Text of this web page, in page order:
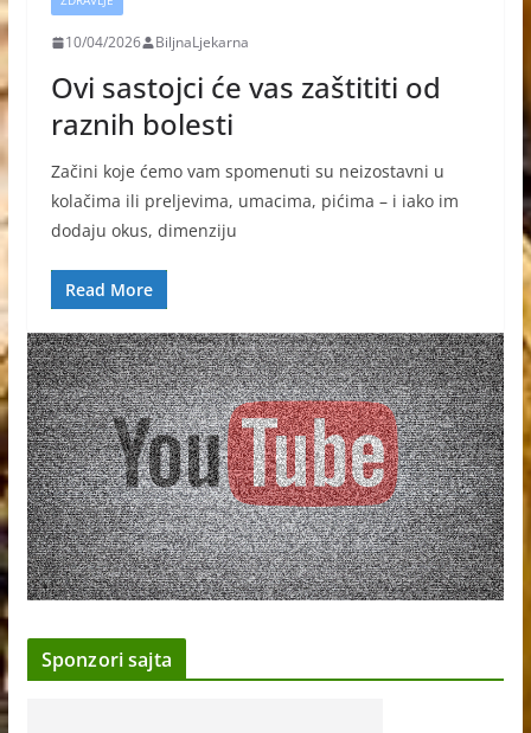
10/04/2026 BiljnaLjekarna
Ovi sastojci će vas zaštititi od
raznih bolesti
Začini koje ćemo vam spomenuti su neizostavni u
kolačima ili preljevima, umacima, pićima – i iako im
dodaju okus, dimenziju
Read More
Sponzori sajta